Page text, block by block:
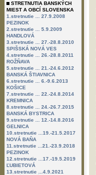
STRETNUTIA BANSKÝCH
MIEST A OBCÍ SLOVENSKA
1.stretnutie ... 27.9.2008
PEZINOK
2.stretnutie ... 5.9.2009
HANDLOVÁ
3.stretnutie ... 27.-28.8.2010
SPIŠSKÁ NOVÁ VES
4.stretnutie ... 26.-28.8.2011
ROŽŇAVA
5.stretnutie ... 21.-24.6.2012
BANSKÁ ŠTIAVNICA
6.stretnutie ... 6.-9.6.2013
KOŠICE
7.stretnutie ... 22.-24.8.2014
KREMNICA
8.stretnutie ... 24.-26.7.2015
BANSKÁ BYSTRICA
9.stretnutie ... 12.-14.8.2016
GELNICA
10.stretnutie ...19.-21.5.2017
NOVÁ BAŇA
11.stretnutie ...21.-23.9.2018
PEZINOK
12.stretnutie ...17.-19.5.2019
ĽUBIETOVÁ
13.stretnutie ...4.9.2021